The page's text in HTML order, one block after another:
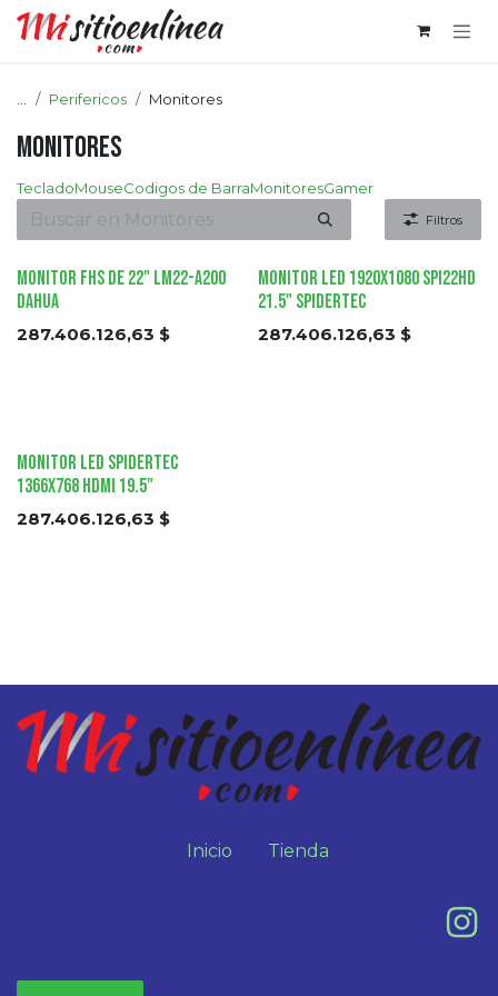
Ir al contenido
Perifericos Monitores
Monitores
TecladoMouseCodigos de BarraMonitoresGamer
Filtros
Monitor FHS de 22" LM22-A200
DAHUA
287.406.126,63 $
Monitor Led 1920x1080 SPI22HD
21.5" Spidertec
287.406.126,63 $
Monitor Led Spidertec
1366x768 HDMI 19.5"
287.406.126,63 $
Inicio Tienda